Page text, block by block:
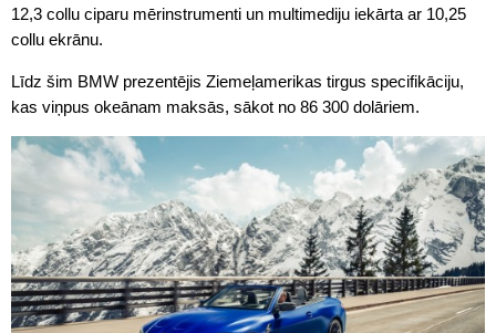
12,3 collu ciparu mērinstrumenti un multimediju iekārta ar 10,25
collu ekrānu.
Līdz šim BMW prezentējis Ziemeļamerikas tirgus specifikāciju,
kas viņpus okeānam maksās, sākot no 86 300 dolāriem.